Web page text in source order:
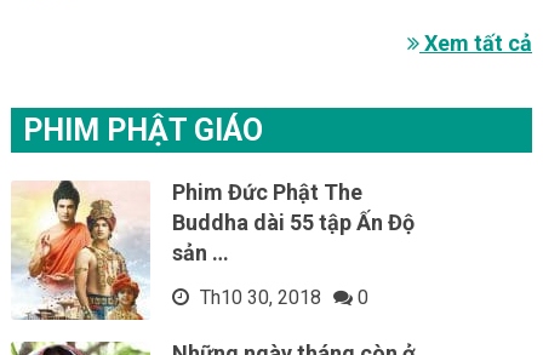
Xem tất cả
PHIM PHẬT GIÁO
Phim Đức Phật The
Buddha dài 55 tập Ấn Độ
sản …
Th10 30, 2018 0